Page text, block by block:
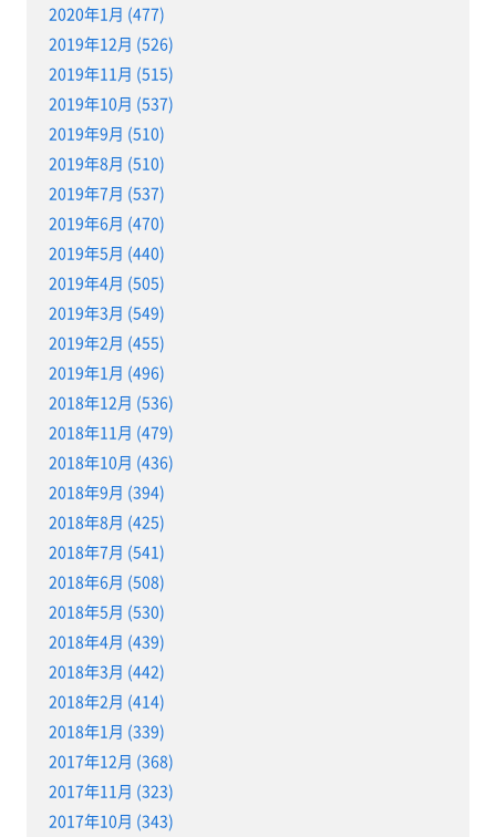
2020年1月 (477)
2019年12月 (526)
2019年11月 (515)
2019年10月 (537)
2019年9月 (510)
2019年8月 (510)
2019年7月 (537)
2019年6月 (470)
2019年5月 (440)
2019年4月 (505)
2019年3月 (549)
2019年2月 (455)
2019年1月 (496)
2018年12月 (536)
2018年11月 (479)
2018年10月 (436)
2018年9月 (394)
2018年8月 (425)
2018年7月 (541)
2018年6月 (508)
2018年5月 (530)
2018年4月 (439)
2018年3月 (442)
2018年2月 (414)
2018年1月 (339)
2017年12月 (368)
2017年11月 (323)
2017年10月 (343)